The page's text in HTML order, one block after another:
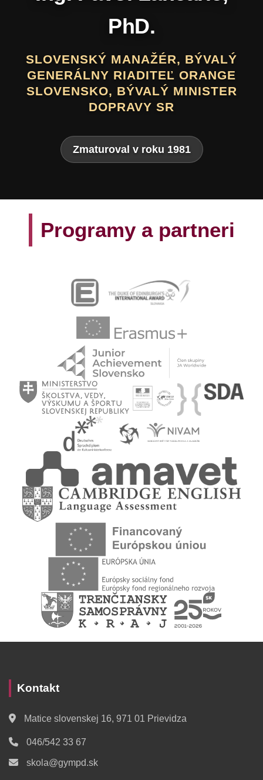
Daniel Hevier
DRAMATIK, SCENÁRISTA, TEXTÁR,
VÝTVARNÍK A AUTOR LITERATÚRY
PRE DETI A MLÁDEŽ
Zmaturoval v roku 1975
Programy a partneri
Kontakt
Matice slovenskej 16, 971 01 Prievidza
046/542 33 67
skola@gympd.sk